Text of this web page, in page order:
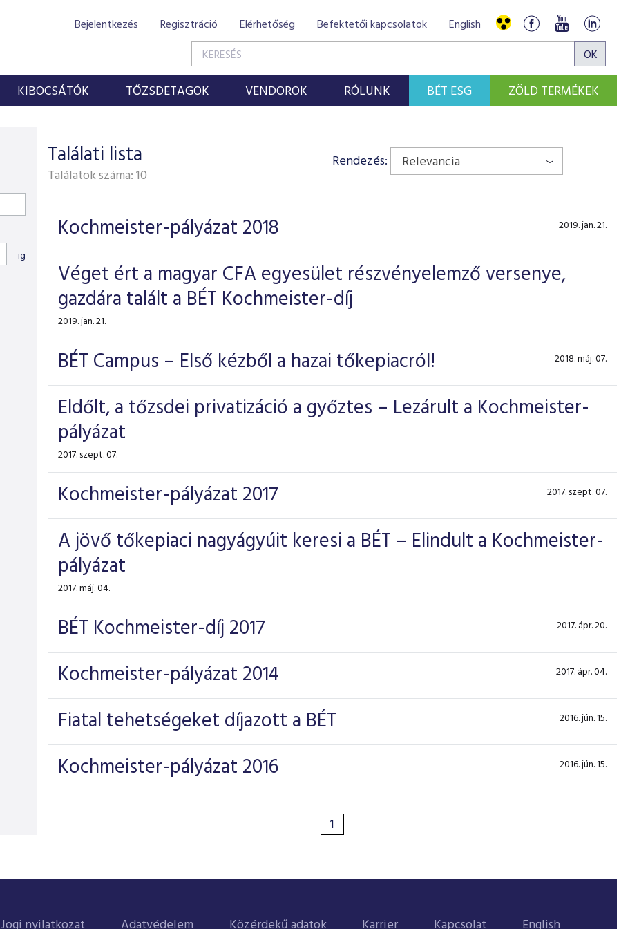
Bejelentkezés Regisztráció Elérhetőség Befektetői kapcsolatok English
KIBOCSÁTÓK TŐZSDETAGOK VENDOROK RÓLUNK BÉT ESG ZÖLD TERMÉKEK
-ig
Találati lista
Találatok száma:10
Rendezés: Relevancia
Kochmeister-pályázat 2018 2019. jan. 21.
Véget ért a magyar CFA egyesület részvényelemző versenye,
gazdára talált a BÉT Kochmeister-díj
2019. jan. 21.
BÉT Campus – Első kézből a hazai tőkepiacról! 2018. máj. 07.
Eldőlt, a tőzsdei privatizáció a győztes – Lezárult a Kochmeister-
pályázat
2017. szept. 07.
Kochmeister-pályázat 2017 2017. szept. 07.
A jövő tőkepiaci nagyágyúit keresi a BÉT – Elindult a Kochmeister-
pályázat
2017. máj. 04.
BÉT Kochmeister-díj 2017 2017. ápr. 20.
Kochmeister-pályázat 2014 2017. ápr. 04.
Fiatal tehetségeket díjazott a BÉT 2016. jún. 15.
Kochmeister-pályázat 2016 2016. jún. 15.
1